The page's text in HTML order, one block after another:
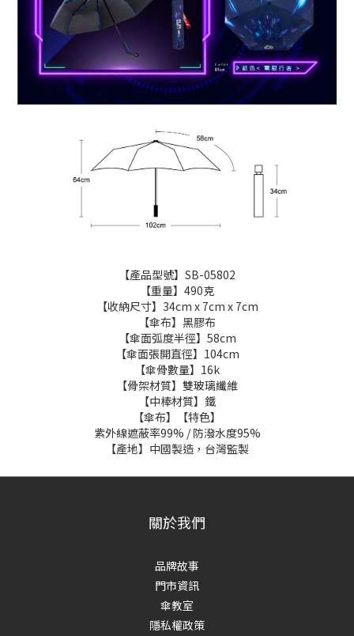
【產品型號】SB-05802
【重量】490克
【收納尺寸】34cm x 7cm x 7cm
【傘布】黑膠布
【傘面弧度半徑】58cm
【傘面張開直徑】104cm
【傘骨數量】16k
【骨架材質】雙玻璃纖維
【中棒材質】鐵
【傘布】【特色】
紫外線遮蔽率99% / 防潑水度95%
【產地】中國製造，台灣監製
關於我們
品牌故事
門市資訊
傘教室
隱私權政策